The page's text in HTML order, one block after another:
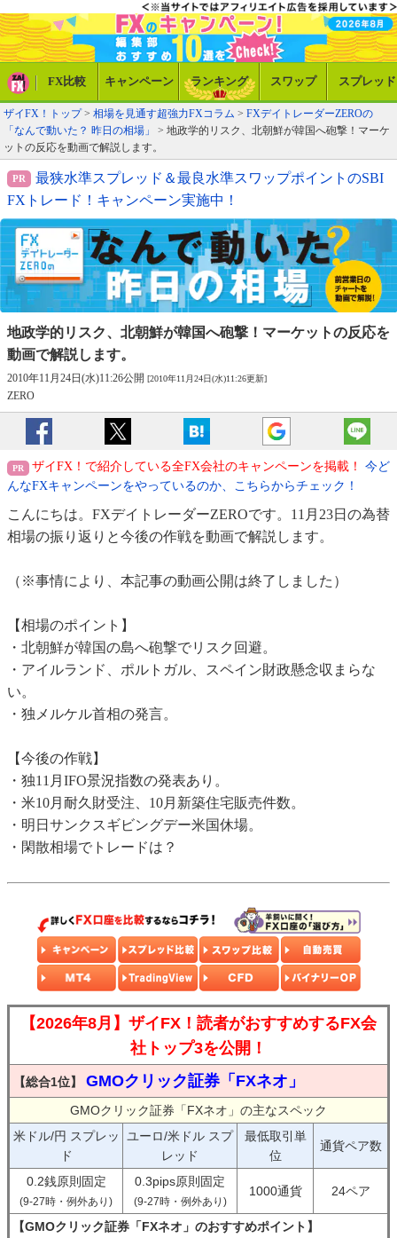
FX比較 キャンペーン ランキング スワップ スプレッド
ザイFX！トップ> 相場を見通す超強力FXコラム > FXデイトレーダーZEROの
「なんで動いた？ 昨日の相場」
> 地政学的リスク、北朝鮮が韓国へ砲撃！マーケ
ットの反応を動画で解説します。
最狭水準スプレッド＆最良水準スワップポイントのSBI
FXトレード！キャンペーン実施中！
地政学的リスク、北朝鮮が韓国へ砲撃！ マーケットの反応を
動画で解説します。
2010年11月24日(水)11:26公開 [2010年11月24日(水)11:26更新]
ZERO
ザイFX！で紹介している全FX会社のキャンペーンを掲載！
今ど
んなFXキャンペーンをやっているのか、こちらからチェック！
こんにちは。FXデイトレーダーZEROです。11月23日の為替
相場の振り返りと今後の作戦を動画で解説します。
（※事情により、本記事の動画公開は終了しました）
【相場のポイント】
・北朝鮮が韓国の島へ砲撃でリスク回避。
・アイルランド、ポルトガル、スペイン財政懸念収まらな
い。
・独メルケル首相の発言。
【今後の作戦】
・独11月IFO景況指数の発表あり。
・米10月耐久財受注、10月新築住宅販売件数。
・明日サンクスギビングデー米国休場。
・閑散相場でトレードは？
【2026年8月】ザイFX！読者がおすすめするFX会
社トップ3を公開！
【総合1位】 GMOクリック証券「FXネオ」
GMOクリック証券「FXネオ」の主なスペック
米ドル/円 スプレッ
ド
ユーロ/米ドル スプ
レッド
最低取引単
位
通貨ペア数
0.2銭原則固定
(9-27時・例外あり)
0.3pips原則固定
(9-27時・例外あり)
1000通貨 24ペア
【GMOクリック証券「FXネオ」のおすすめポイント】